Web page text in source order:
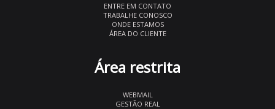
ENTRE EM CONTATO
TRABALHE CONOSCO
ONDE ESTAMOS
ÁREA DO CLIENTE
Área restrita
WEBMAIL
GESTÃO REAL